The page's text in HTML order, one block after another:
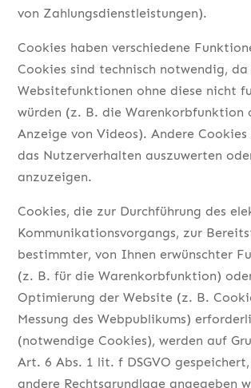
von Zahlungsdienstleistungen).
Cookies haben verschiedene
Cookies sind technisch notwendig,
Websitefunktionen ohne diese nicht
würden (z. B. die Warenkorbfunktion
Anzeige von Videos). Andere
das Nutzerverhalten auszuwerten
anzuzeigen.
Cookies, die zur Durchführung des
Kommunikationsvorgangs, zur
bestimmter, von Ihnen erwünschter
(z. B. für die Warenkorbfunktion)
Optimierung der Website (z. B.
Messung des Webpublikums)
(notwendige Cookies), werden auf
Art. 6 Abs. 1 lit. f DSGVO
andere Rechtsgrundlage angegeben